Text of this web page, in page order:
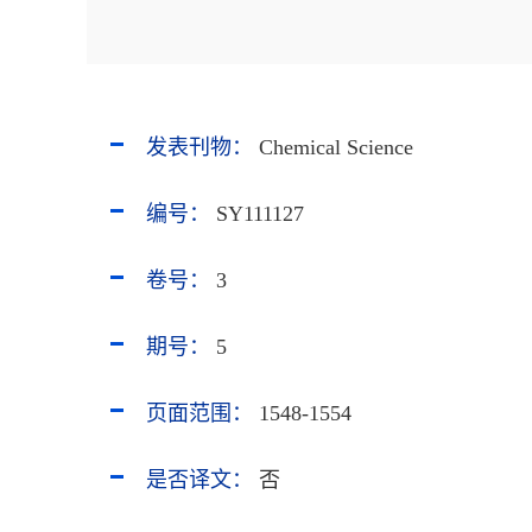
发表刊物： Chemical Science
编号： SY111127
卷号： 3
期号： 5
页面范围： 1548-1554
是否译文： 否